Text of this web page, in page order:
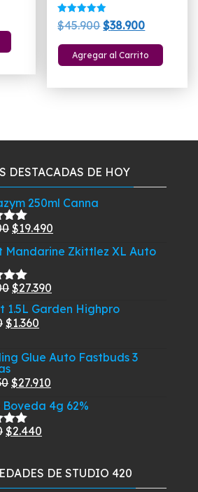
Valorado
con
de 5
$45.900El
precio
original
$38.900El
precio
actual
Agregar al Carrito
DESTACADAS DE HOY
250ml Canna
El
precio
era:
$23.900.
$19.490
precio
Mandarine Zkittlez XL Auto
El
precio
original
$32.900.
$27.390
precio
$27.390.
1.5L Garden Highpro
El
original
era:
$1.600.
$1.360
actual
$1.360.
Glue Auto Fastbuds 3
El
precio
original
era:
$27.910
precio
actual
Boveda 4g 62%
El
$2.440
DE STUDIO 420